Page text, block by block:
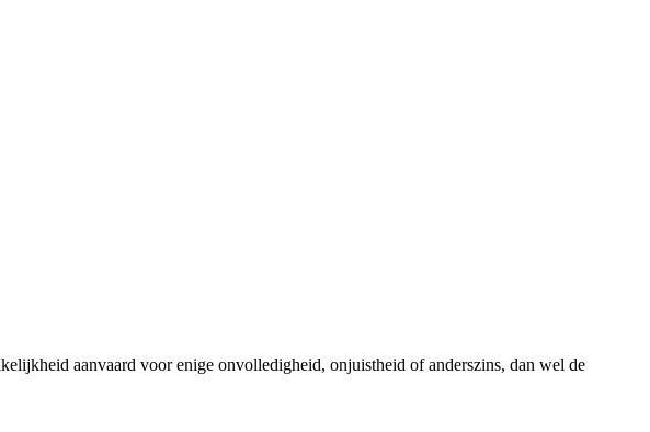
aanvaard voor enige onvolledigheid, onjuistheid of anderszins, dan wel de